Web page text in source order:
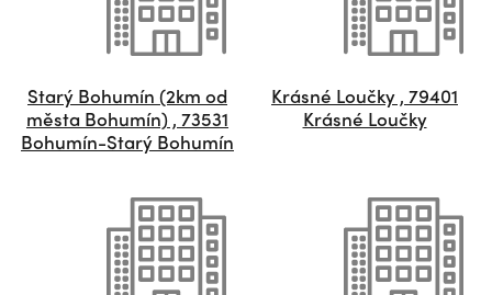
Starý Bohumín (2km od
města Bohumín) , 73531
Bohumín-Starý Bohumín
Krásné Loučky , 79401
Krásné Loučky